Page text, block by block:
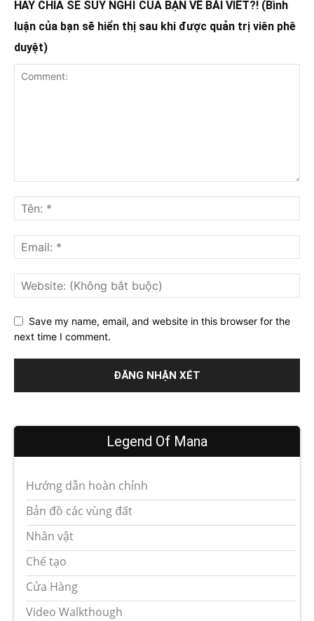
HÃY CHIA SẺ SUY NGHĨ CỦA BẠN VỀ BÀI VIẾT?! (Bình
luận của bạn sẽ hiển thị sau khi được quản trị viên phê
duyệt)
Save my name, email, and website in this browser for the
next time I comment.
Legend Of Mana
Hướng dẫn hoàn chỉnh
Bản đồ các vùng đất
Nhân vật
Chế tạo
Cửa Hàng
Video Walkthough